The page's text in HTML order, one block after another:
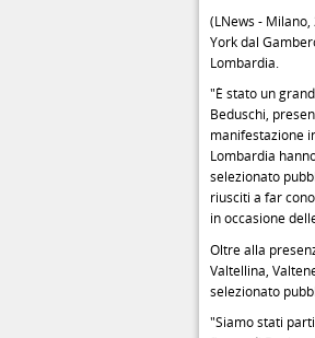
(LNews -
York dal
Lombardia.
"È stato un
Beduschi,
manifestazione
Lombardia
selezionato
riusciti a far
in occasione
Oltre alla
Valtellina,
selezionato
"Siamo stati